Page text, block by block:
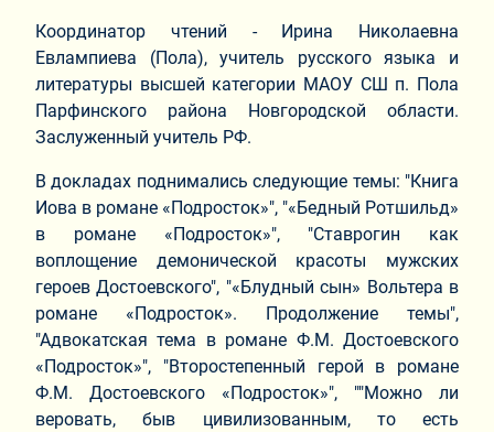
Координатор чтений - Ирина Николаевна
Евлампиева (Пола), учитель русского языка и
литературы высшей категории МАОУ СШ п. Пола
Парфинского района Новгородской области.
Заслуженный учитель РФ.
В докладах поднимались следующие темы: "Книга
Иова в романе «Подросток»", "«Бедный Ротшильд»
в романе «Подросток»", "Ставрогин как
воплощение демонической красоты мужских
героев Достоевского", "«Блудный сын» Вольтера в
романе «Подросток». Продолжение темы",
"Адвокатская тема в романе Ф.М. Достоевского
«Подросток»", "Второстепенный герой в романе
Ф.М. Достоевского «Подросток»", ""Можно ли
веровать, быв цивилизованным, то есть